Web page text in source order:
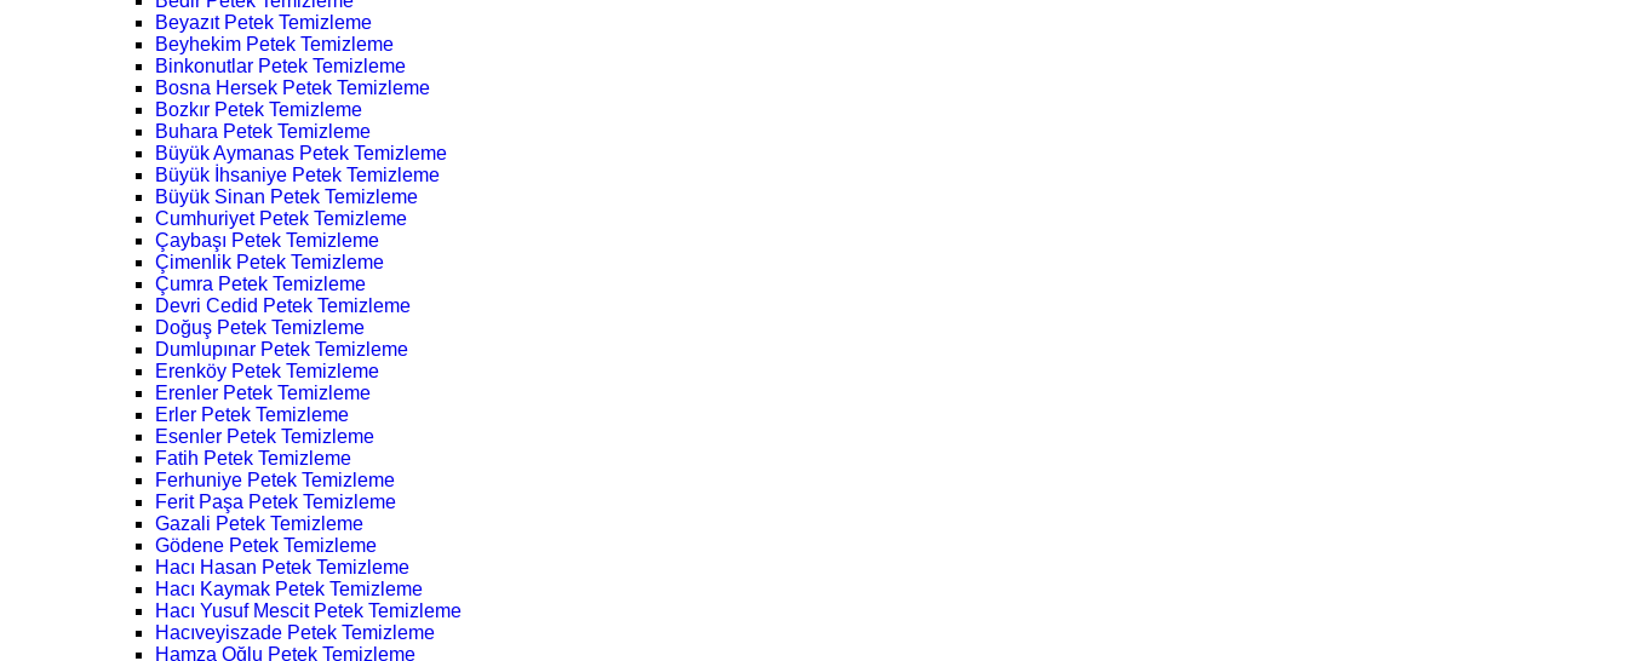
Beyazıt Petek Temizleme
Beyhekim Petek Temizleme
Binkonutlar Petek Temizleme
Bosna Hersek Petek Temizleme
Bozkır Petek Temizleme
Buhara Petek Temizleme
Büyük Aymanas Petek Temizleme
Büyük İhsaniye Petek Temizleme
Büyük Sinan Petek Temizleme
Cumhuriyet Petek Temizleme
Çaybaşı Petek Temizleme
Çimenlik Petek Temizleme
Çumra Petek Temizleme
Devri Cedid Petek Temizleme
Doğuş Petek Temizleme
Dumlupınar Petek Temizleme
Erenköy Petek Temizleme
Erenler Petek Temizleme
Erler Petek Temizleme
Esenler Petek Temizleme
Fatih Petek Temizleme
Ferhuniye Petek Temizleme
Ferit Paşa Petek Temizleme
Gazali Petek Temizleme
Gödene Petek Temizleme
Hacı Hasan Petek Temizleme
Hacı Kaymak Petek Temizleme
Hacı Yusuf Mescit Petek Temizleme
Hacıveyiszade Petek Temizleme
Hamza Oğlu Petek Temizleme